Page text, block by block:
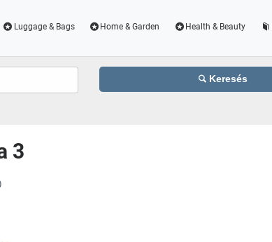
Luggage & Bags Home & Garden Health & Beauty
Keresés
3